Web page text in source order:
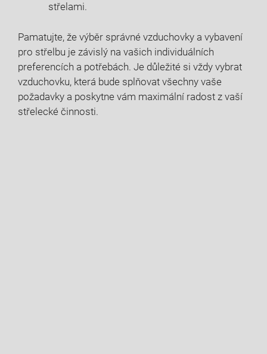
střelami.
Pamatujte, že výběr správné vzduchovky a vybavení
pro střelbu je závislý na vašich individuálních
preferencích a potřebách. Je důležité si vždy vybrat
vzduchovku, která bude splňovat všechny vaše
požadavky a poskytne vám maximální radost z vaší
střelecké činnosti.